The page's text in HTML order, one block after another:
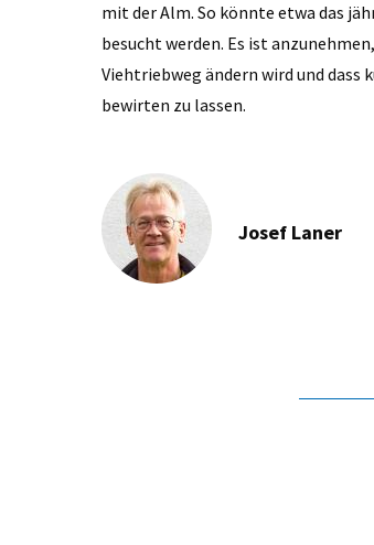
mit der Alm. So könnte etwa das
besucht werden. Es ist
Viehtriebweg ändern wird und dass
bewirten zu lassen.
Josef Laner